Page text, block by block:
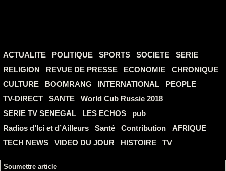
ACTUALITE POLITIQUE SPORTS SOCIETE
SERIE
RELIGION
REVUE DE PRESSE ECONOMIE
CHRONIQUE
CULTURE
BOOMRANG INTERNATIONAL
PEOPLE
TV-DIRECT
SANTE
World Cub Russie 2018
SERIE TV SENEGAL
LES ECHOS
pub
Radios d’Ici et d’Ailleurs
Santé Contribution
AFRIQUE
TECH NEWS
VIDEO DU JOUR HISTOIRE TV
Soumettre article